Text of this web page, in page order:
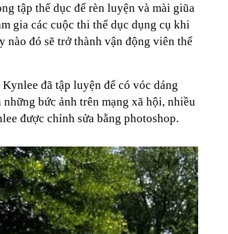
tập thể dục để rèn luyện và mài giũa
gia các cuộc thi thể dục dụng cụ khi
đó sẽ trở thành vận động viên thể
đã tập luyện để có vóc dáng
bức ảnh trên mạng xã hội, nhiều
được chỉnh sửa bằng photoshop.